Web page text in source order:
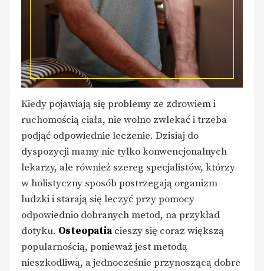
Kiedy pojawiają się problemy ze zdrowiem i
ruchomością ciała, nie wolno zwlekać i trzeba
podjąć odpowiednie leczenie. Dzisiaj do
dyspozycji mamy nie tylko konwencjonalnych
lekarzy, ale również szereg specjalistów, którzy
w holistyczny sposób postrzegają organizm
ludzki i starają się leczyć przy pomocy
odpowiednio dobranych metod, na przykład
dotyku. Osteopatia cieszy się coraz większą
popularnością, ponieważ jest metodą
nieszkodliwą, a jednocześnie przynoszącą dobre